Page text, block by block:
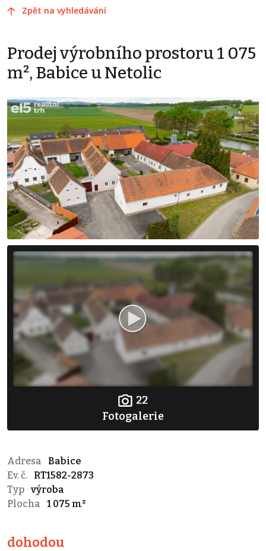
Zpět na vyhledávání
Prodej výrobního prostoru 1 075
m², Babice u Netolic
22
Fotogalerie
Adresa
Babice
Ev. č.
RT1582-2873
Typ výroba
Plocha
1 075 m²
dohodou